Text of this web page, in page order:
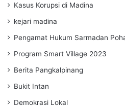
Kasus Korupsi di Madina
kejari madina
Pengamat Hukum Sarmadan
Program Smart Village 2023
Berita Pangkalpinang
Bukit Intan
Demokrasi Lokal